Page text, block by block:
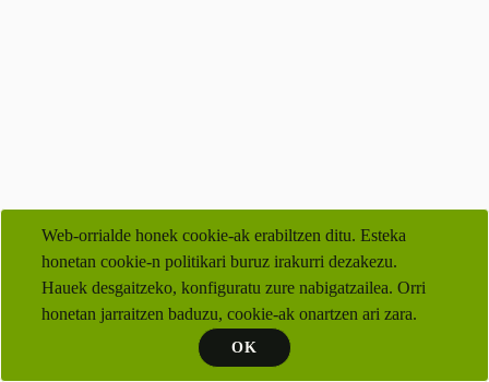
Web-orrialde honek cookie-ak erabiltzen ditu. Esteka
honetan cookie-n politikari buruz irakurri dezakezu.
Hauek desgaitzeko, konfiguratu zure nabigatzailea. Orri
honetan jarraitzen baduzu, cookie-ak onartzen ari zara.
OK